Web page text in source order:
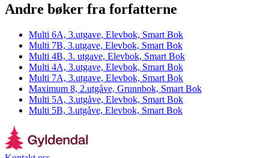
Andre bøker fra forfatterne
Multi 6A, 3.utgave, Elevbok, Smart Bok
Multi 7B, 3.utgave, Elevbok, Smart Bok
Multi 4B, 3. utgave, Elevbok, Smart Bok
Multi 4A, 3.utgave, Elevbok, Smart Bok
Multi 7A, 3.utgave, Elevbok, Smart Bok
Maximum 8, 2.utgåve, Grunnbok, Smart Bok
Multi 5A, 3.utgåve, Elevbok, Smart Bok
Multi 5B, 3.utgåve, Elevbok, Smart Bok